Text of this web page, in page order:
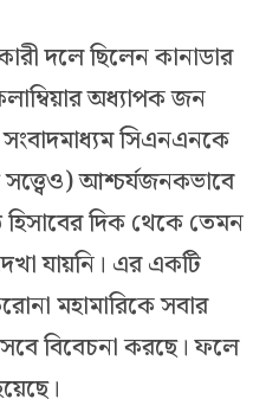
দলে ছিলেন কানাডার
অধ্যাপক জন
সংবাদমাধ্যম সিএনএনকে
আশ্চর্যজনকভাবে
দিক থেকে তেমন
যায়নি। এর একটি
মহামারিকে সবার
বিবেচনা করছে। ফলে